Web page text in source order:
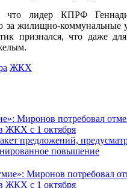
что лидер КПРФ
за жилищно-коммунальные
признался, что даже
ЖКХ
Миронов потребовал
ЖКХ с 1 октября
предложений,
повышение